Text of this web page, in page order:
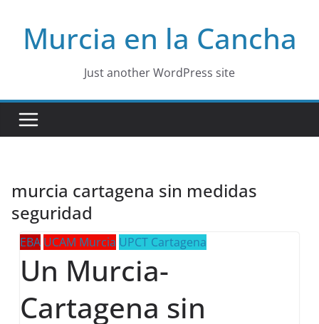
contentMurcia en la Cancha
Just another WordPress site
murcia cartagena sin medidas
seguridad
EBA UCAM Murcia UPCT Cartagena
Un Murcia-
Cartagena sin